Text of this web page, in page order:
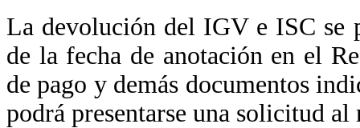
La devolución del IGV e ISC se
de la fecha de anotación en el
de pago y demás documentos
podrá presentarse una solicitud al